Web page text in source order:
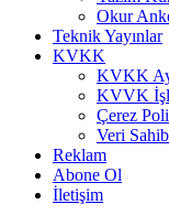
Okur
Teknik Yayınlar
KVKK
KVKK
KVVK
Çerez
Veri
Reklam
Abone Ol
İletişim